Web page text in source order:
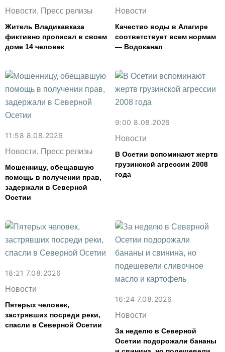
Новости, Пресс релизы
Житель Владикавказа
фиктивно прописал в своем
доме 14 человек
Новости
Качество воды в Алагире
соответствует всем нормам
— Водоканал
11:58 8.08.2026
Новости, Пресс релизы
Мошенницу, обещавшую
помощь в получении прав,
задержали в Северной
Осетии
9:00 8.08.2026
Новости
В Осетии вспоминают жертв
грузинской агрессии 2008
года
18:21 7.08.2026
Новости
Пятерых человек,
застрявших посреди реки,
спасли в Северной Осетии
16:24 7.08.2026
Новости
За неделю в Северной
Осетии подорожали бананы